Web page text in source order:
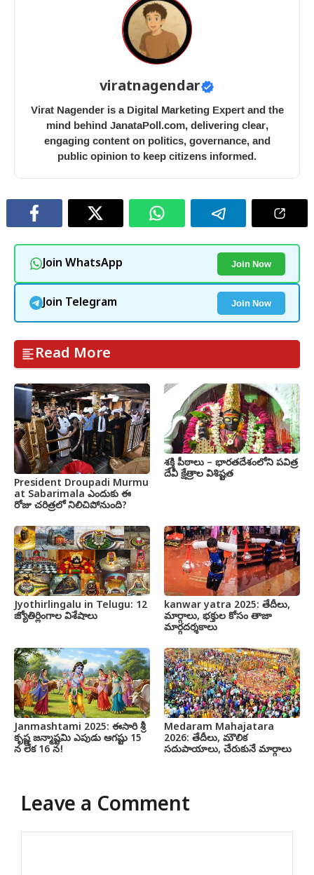
viratnagendar
Virat Nagender is a Digital Marketing Expert and the
mind behind JanataPoll.com, delivering clear,
engaging content on politics, governance, and
public opinion to keep citizens informed.
Join WhatsApp Join Now
Join Telegram Join Now
Read More
President Droupadi Murmu
at Sabarimala ఎందుకు ఈ
రోజు చరిత్రలో నిలిచిపోనుంది?
శక్తి పీఠాలు – భారతదేశంలోని పవిత్ర
దేవీ క్షేత్రాల విశిష్టత
Jyothirlingalu in Telugu: 12
జ్యోతిర్లింగాల విశేషాలు
kanwar yatra 2025: తేదీలు,
మార్గాలు, భక్తుల కోసం తాజా
మార్గదర్శకాలు
Janmashtami 2025: ఈసారి శ్రీ
కృష్ణ జన్మాష్టమి ఎపుడు ఆగష్టు 15
న లేక 16 న!
Medaram Mahajatara
2026: తేదీలు, మౌలిక
సదుపాయాలు, చేరుకునే మార్గాలు
Leave a Comment
Comment